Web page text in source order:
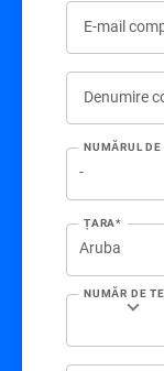
E-mail
Denumire
NUMĂRUL
ȚARA*
NUMĂR DE